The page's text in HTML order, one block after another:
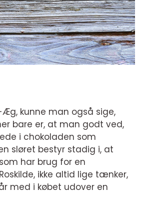
kunne man også sige,
bare er, at man godt ved,
i chokoladen som
sløret bestyr stadig i, at
har brug for en
ikke altid lige tænker,
med i købet udover en